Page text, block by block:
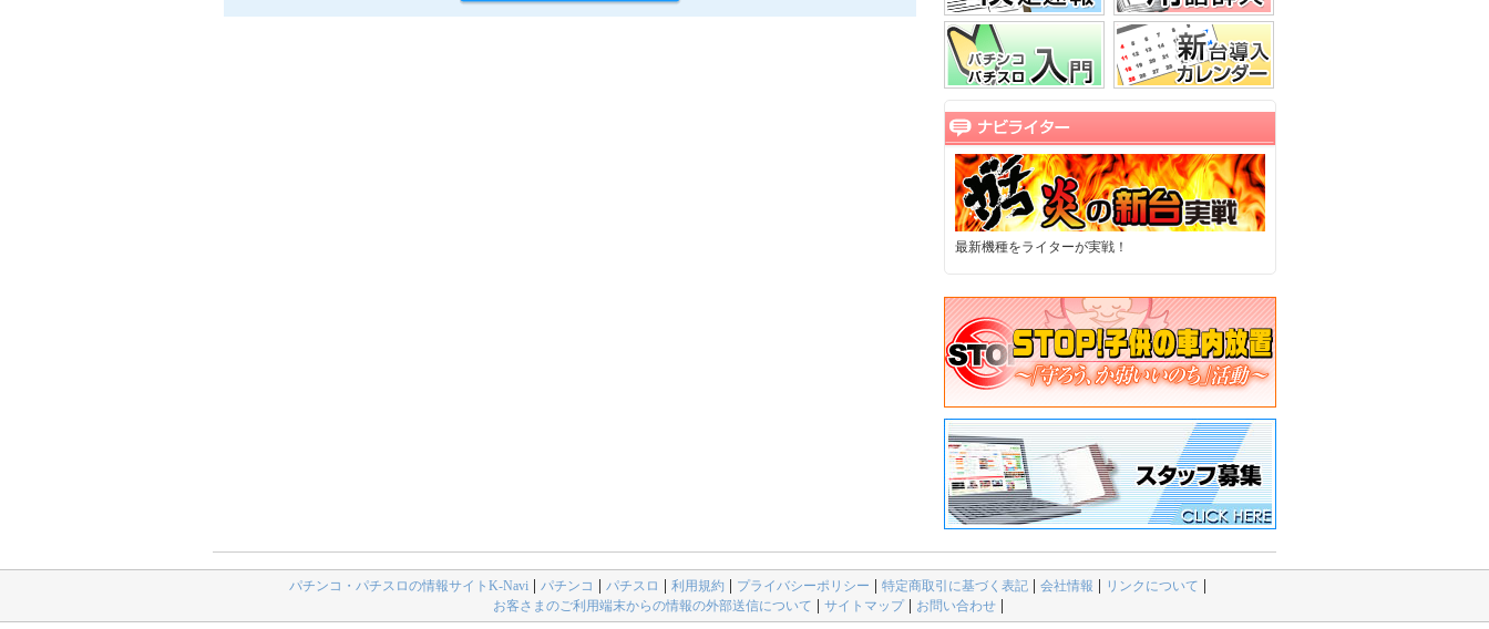
最新機種をライターが実戦！
パチンコ・パチスロの情報サイトK-Navi パチンコ パチスロ 利用規約 プライバシーポリシー 特定商取引に基づく表記 会社情報
リンクについて
お客さまのご利用端末からの情報の外部送信について
サイトマップ お問い合わせ